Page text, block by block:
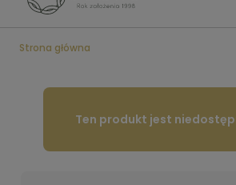
Strona główna
Ten produkt jest